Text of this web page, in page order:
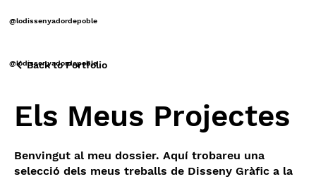
@lodissenyadordepoble
@lodissenyadordepoble
Back to Portfolio
Els Meus Projectes
Benvingut al meu dossier. Aquí trobareu una
selecció dels meus treballs de Disseny Gràfic a la